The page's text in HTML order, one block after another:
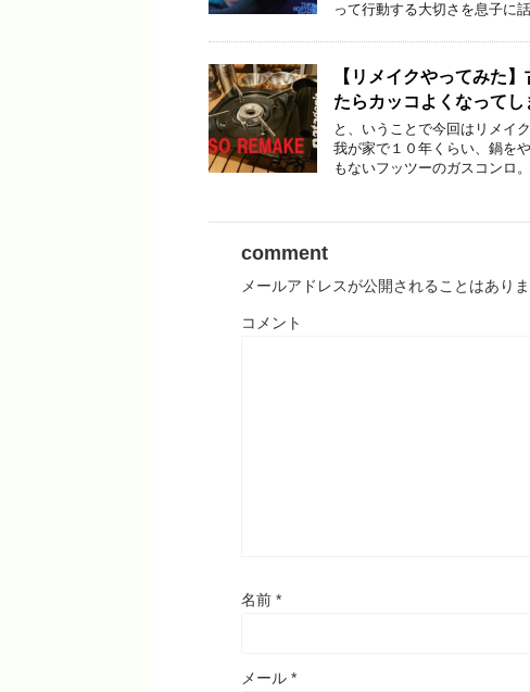
って行動する大切さを息子に
【リメイクやってみた
たらカッコよくなってし
と、いうことで今回はリメイ
我が家で１０年くらい、鍋を
もないフッツーのガスコンロ
comment
メールアドレスが公開されることはありま
コメント
名前 *
メール *